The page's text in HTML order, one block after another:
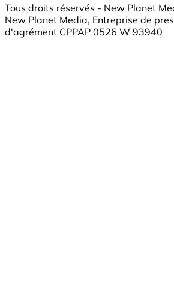
Tous droits réservés - New Planet
New Planet Media, Entreprise de
d'agrément CPPAP 0526 W 93940